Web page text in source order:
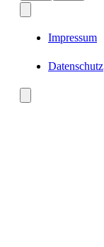
Impressum
Datenschutz